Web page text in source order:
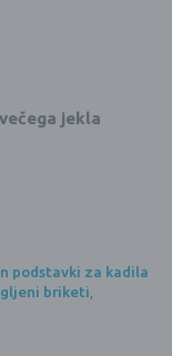
jekla
podstavki za kadila
briketi,